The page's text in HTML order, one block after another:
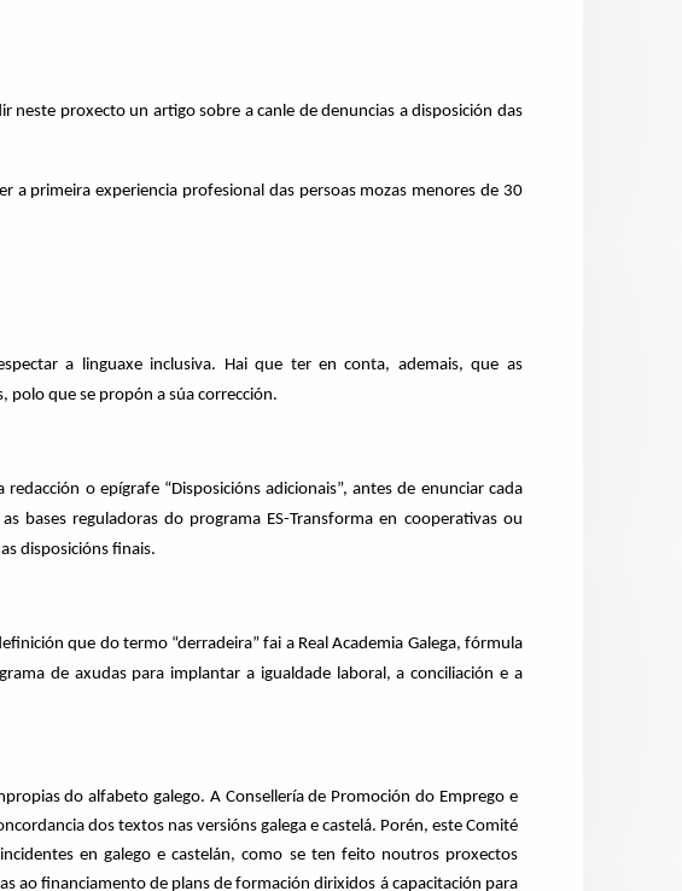
proxecto un artigo sobre a canle de denuncias a disposición das
primeira experiencia profesional das persoas mozas menores de 30
a linguaxe inclusiva. Hai que ter en conta, ademais, que as
polo que se propón a súa corrección.
o epígrafe “Disposicións adicionais”, antes de enunciar cada
bases reguladoras do programa ES-Transforma en cooperativas ou
disposicións finais.
que do termo “derradeira” fai a Real Academia Galega, fórmula
de axudas para implantar a igualdade laboral, a conciliación e a
do alfabeto galego. A Consellería de Promoción do Emprego e
dos textos nas versións galega e castelá. Porén, este Comité
en galego e castelán, como se ten feito noutros proxectos
ao financiamento de plans de formación dirixidos á capacitación para